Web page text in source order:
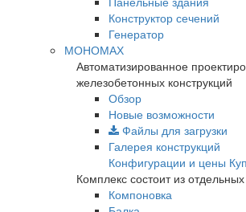
Конструктор сечений
Генератор
МОНОМАХ
Автоматизированное
железобетонных конструкций
Обзор
Новые возможности
Файлы для загрузки
Галерея конструкций
Конфигурации и цены
Комплекс состоит из
Компоновка